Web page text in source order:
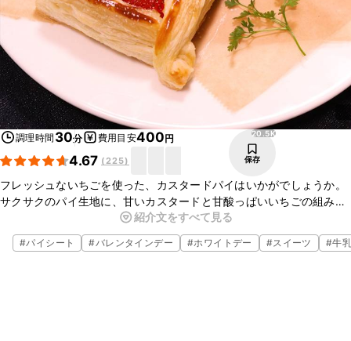
調理時間 30分 費用目安400円
4.67 (225)
20.5K
保存
フレッシュないちごを使った、カスタードパイはいかがでしょうか。
サクサクのパイ生地に、甘いカスタードと甘酸っぱいいちごの組み合
わせは、たまらないおいしさです。カスタードは電子レンジで作れる
ので、お菓子作り初心者の方でも挑戦しやすいですよ。ぜひお試しく
ださいね。
紹介文をすべて見る
#パイシート #バレンタインデー #ホワイトデー #スイーツ #牛